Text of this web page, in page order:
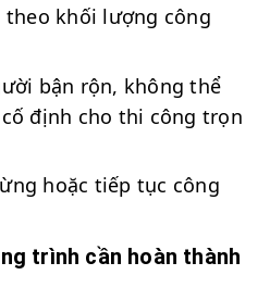
khối lượng công
bận rộn, không thể
định cho thi công trọn
hoặc tiếp tục công
trình cần hoàn thành